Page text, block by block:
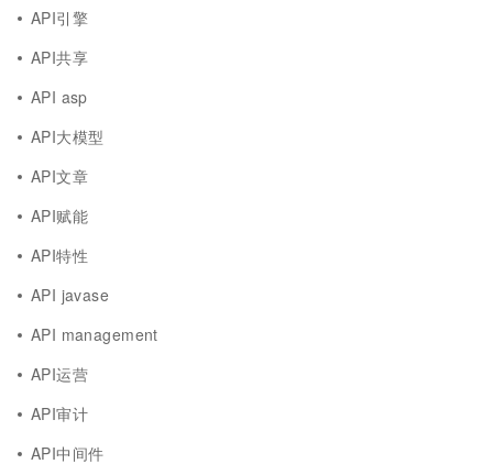
API引擎
API共享
API asp
API大模型
API文章
API赋能
API特性
API javase
API management
API运营
API审计
API中间件